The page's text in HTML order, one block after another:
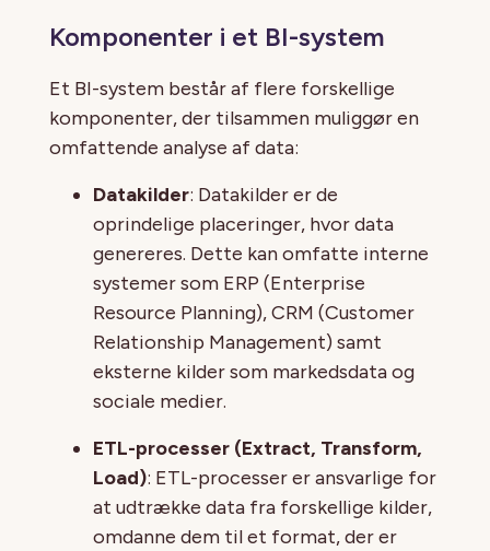
Komponenter i et BI-system
Et BI-system består af flere forskellige
komponenter, der tilsammen muliggør en
omfattende analyse af data:
Datakilder: Datakilder er de
oprindelige placeringer, hvor data
genereres. Dette kan omfatte interne
systemer som ERP (Enterprise
Resource Planning), CRM (Customer
Relationship Management) samt
eksterne kilder som markedsdata og
sociale medier.
ETL-processer (Extract, Transform,
Load): ETL-processer er ansvarlige for
at udtrække data fra forskellige kilder,
omdanne dem til et format, der er